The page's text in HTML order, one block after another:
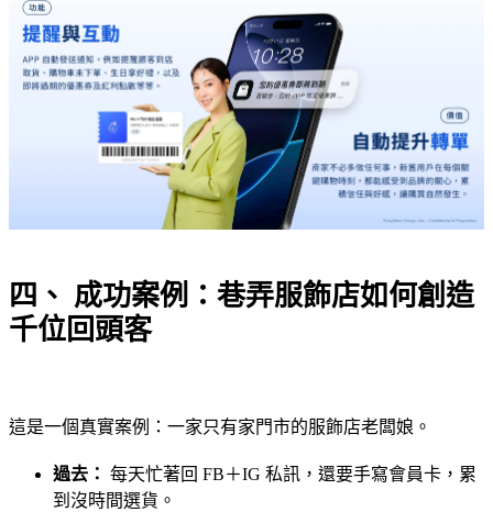
四、 成功案例：巷弄服飾店如何創造
千位回頭客
這是一個真實案例：一家只有家門市的服飾店老闆娘。
過去： 每天忙著回 FB＋IG 私訊，還要手寫會員卡，累
到沒時間選貨。